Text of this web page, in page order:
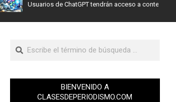
Usuarios de ChatGPT tendrán acceso a contenidos de
BIENVENIDO A
CLASESDEPERIODISMO.COM